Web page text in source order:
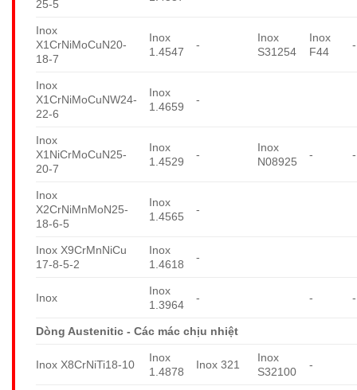
25-5
Inox
X1CrNiMoCuN20-
18-7
Inox
1.4547
-
Inox
S31254
Inox
F44
-
Inox
X1CrNiMoCuNW24-
22-6
Inox
1.4659
-
Inox
X1NiCrMoCuN25-
20-7
Inox
1.4529
-
Inox
N08925
- -
Inox
X2CrNiMnMoN25-
18-6-5
Inox
1.4565
-
Inox X9CrMnNiCu
17-8-5-2
Inox
1.4618
-
Inox
Inox
1.3964
- - -
Dòng Austenitic - Các mác chịu nhiệt
Inox X8CrNiTi18-10
Inox
1.4878
Inox 321
Inox
S32100
-